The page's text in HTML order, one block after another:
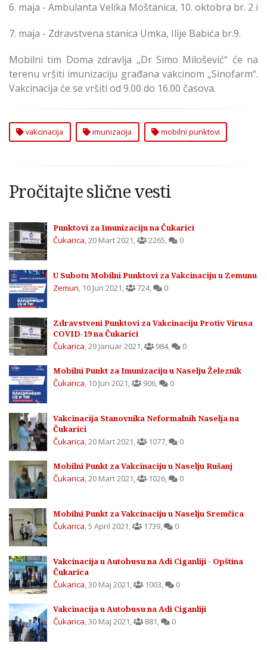
6. maja - Ambulanta Velika Moštanica, 10. oktobra br. 2 i
7. maja - Zdravstvena stanica Umka, Ilije Babića br.9.
Mobilni tim Doma zdravlja „Dr Simo Milošević“ će na
terenu vršiti imunizaciju građana vakcinom „Sinofarm“.
Vakcinacija će se vršiti od 9.00 do 16.00 časova.
vakcinacija imunizacija mobilni punktovi
Pročitajte slične vesti
Punktovi za Imunizaciju na Čukarici
Čukarica,20 Mart 2021, 2265, 0
U Subotu Mobilni Punktovi za Vakcinaciju u Zemunu
Zemun, 10 Jun 2021, 724, 0
Zdravstveni Punktovi za Vakcinaciju Protiv Virusa
COVID-19 na Čukarici
Čukarica,29 Januar 2021, 984, 0
Mobilni Punkt za Imunizaciju u Naselju Železnik
Čukarica, 10 Jun 2021, 906, 0
Vakcinacija Stanovnika Neformalnih Naselja na
Čukarici
Čukarica,20 Mart 2021, 1077, 0
Mobilni Punkt za Vakcinaciju u Naselju Rušanj
Čukarica,20 Mart 2021, 1026, 0
Mobilni Punkt za Vakcinaciju u Naselju Sremčica
Čukarica,5 April 2021, 1739, 0
Vakcinacija u Autobusu na Adi Ciganliji - Opština
Čukarica
Čukarica,30 Maj 2021, 1003, 0
Vakcinacija u Autobusu na Adi Ciganliji
Čukarica,30 Maj 2021, 881, 0